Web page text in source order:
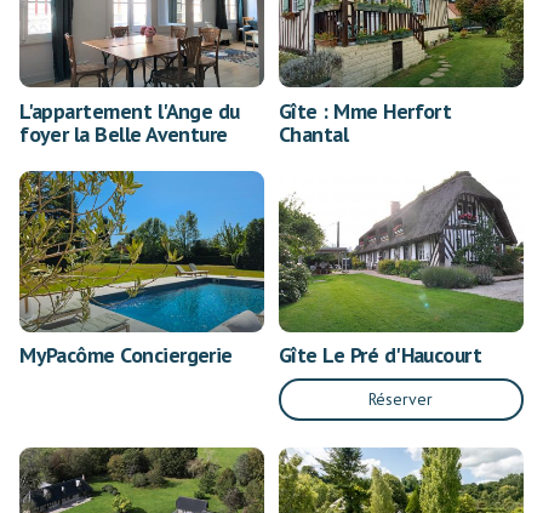
L'appartement l'Ange du
foyer la Belle Aventure
Gîte : Mme Herfort
Chantal
MyPacôme Conciergerie Gîte Le Pré d'Haucourt
Réserver